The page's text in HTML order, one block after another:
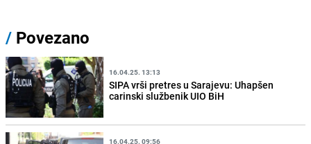
/ Povezano
16.04.25. 13:13
SIPA vrši pretres u Sarajevu: Uhapšen
carinski službenik UIO BiH
16.04.25. 09:56